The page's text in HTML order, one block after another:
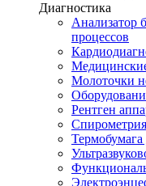
Диагностика
Анализатор
процессов
Молоточки
Рентген
Спирометрия